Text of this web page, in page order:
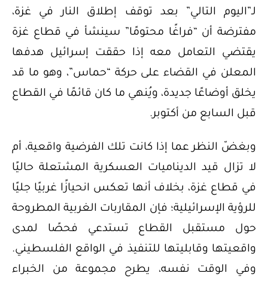
لـ”اليوم التالي” بعد توقف إطلاق النار في غزة،
مفترضة أن “فراغًا محتومًا” سينشأ في قطاع غزة
يقتضي التعامل معه إذا حققت إسرائيل هدفها
المعلن في القضاء على حركة “حماس”، وهو ما قد
يخلق أوضاعًا جديدة، ويُنهي ما كان قائمًا في القطاع
قبل السابع من أكتوبر.
وبغضّ النظر عما إذا كانت تلك الفرضية واقعية، أم
لا تزال قيد الديناميات العسكرية المشتعلة حاليًا
في قطاع غزة، بخلاف أنها تعكس انحيازًا غربيًا جليًا
للرؤية الإسرائيلية؛ فإن المقاربات الغربية المطروحة
حول مستقبل القطاع تستدعي فحصًا لمدى
واقعيتها وقابليتها للتنفيذ في الواقع الفلسطيني.
وفي الوقت نفسه، يطرح مجموعة من الخبراء